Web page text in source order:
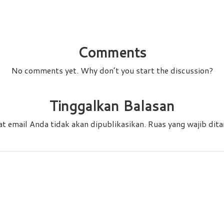
Comments
No comments yet. Why don’t you start the discussion?
Tinggalkan Balasan
email Anda tidak akan dipublikasikan. Ruas yang wajib